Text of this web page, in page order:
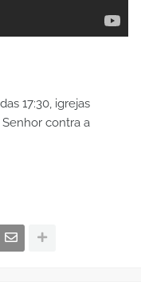
17:30, igrejas
contra a